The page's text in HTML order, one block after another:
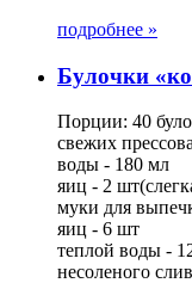
подробнее »
Булочки
Порции: 40
свежих
воды - 180 мл
яиц - 2
муки для
яиц - 6 шт
теплой воды -
несоленого